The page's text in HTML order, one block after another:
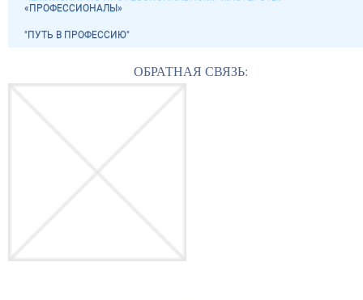
«ПРОФЕССИОНАЛЫ»
"ПУТЬ В ПРОФЕССИЮ"
ОБРАТНАЯ СВЯЗЬ: